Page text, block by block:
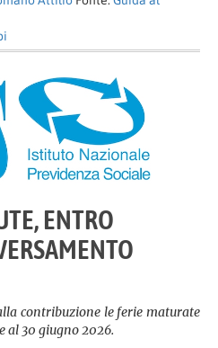
ENTRO
contribuzione le ferie maturate
al 30 giugno 2026.